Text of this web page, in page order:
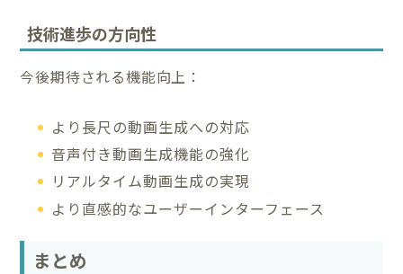
技術進歩の方向性
今後期待される機能向上：
より長尺の動画生成への対応
音声付き動画生成機能の強化
リアルタイム動画生成の実現
より直感的なユーザーインターフェース
まとめ